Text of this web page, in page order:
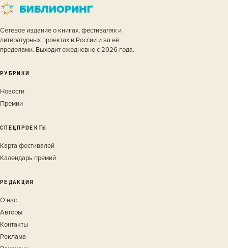
Сетевое издание о книгах, фестивалях и
литературных проектах в России и за её
пределами. Выходит ежедневно с 2026 года.
РУБРИКИ
Новости
Премии
СПЕЦПРОЕКТЫ
Карта фестивалей
Календарь премий
РЕДАКЦИЯ
О нас
Авторы
Контакты
Реклама